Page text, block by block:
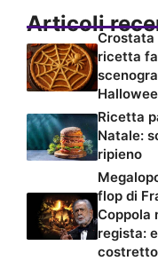
Articoli
Crostata
ricetta
Ricetta
Natale:
ripieno
flop di
Coppola
regista: